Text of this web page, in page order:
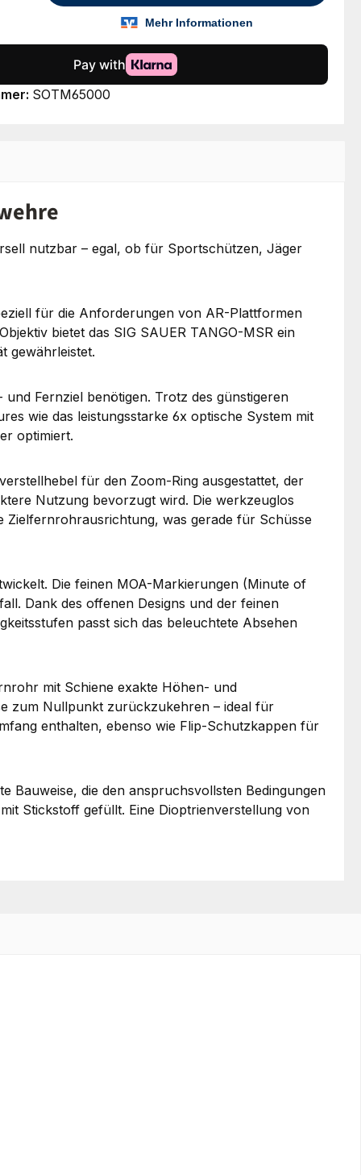
SOTM65000
nutzbar – egal, ob für Sportschützen, Jäger
für die Anforderungen von AR-Plattformen
bietet das SIG SAUER TANGO-MSR ein
gewährleistet.
Fernziel benötigen. Trotz des günstigeren
wie das leistungsstarke 6x optische System mit
optimiert.
für den Zoom-Ring ausgestattet, der
Nutzung bevorzugt wird. Die werkzeuglos
Zielfernrohrausrichtung, was gerade für Schüsse
Die feinen MOA-Markierungen (Minute of
Dank des offenen Designs und der feinen
passt sich das beleuchtete Absehen
mit Schiene exakte Höhen- und
zum Nullpunkt zurückzukehren – ideal für
enthalten, ebenso wie Flip-Schutzkappen für
Bauweise, die den anspruchsvollsten Bedingungen
Stickstoff gefüllt. Eine Dioptrienverstellung von